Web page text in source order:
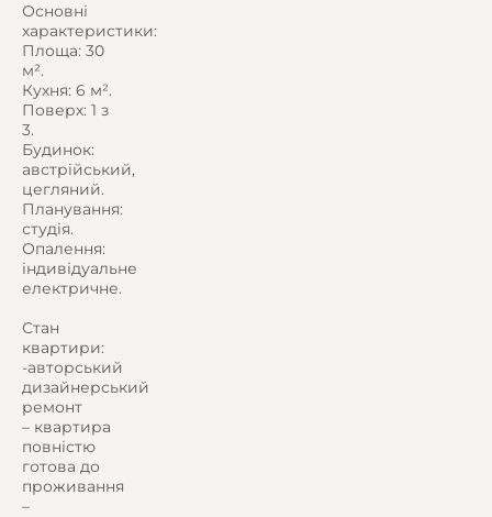
Основні
характеристики:
Площа: 30
м².
Кухня: 6 м².
Поверх: 1 з
3.
Будинок:
австрійський,
цегляний.
Планування:
студія.
Опалення:
індивідуальне
електричне.
Стан
квартири:
-авторський
дизайнерський
ремонт
– квартира
повністю
готова до
проживання
–